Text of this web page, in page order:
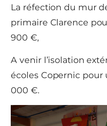
La réfection du mur
primaire Clarence
900 €,
A venir l’isolation
écoles Copernic
000 €.